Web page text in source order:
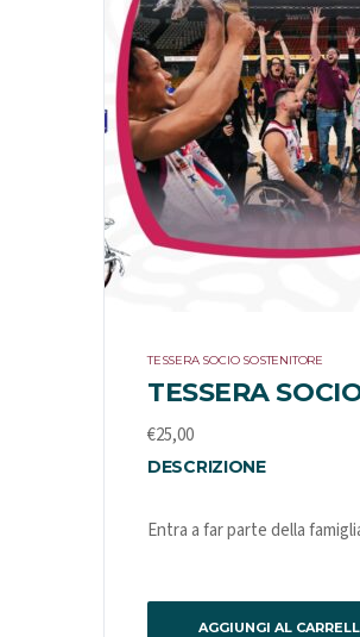
TESSERA SOCIO SOSTENITORE
TESSERA
€25,00
DESCRIZIONE
Entra a far parte della
AGGIUNGI AL